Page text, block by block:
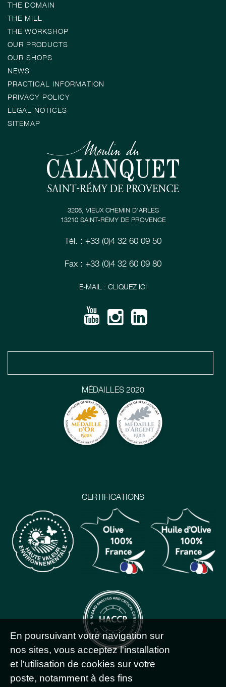
THE DOMAIN
THE MILL
THE WORKSHOP
OUR PRODUCTS
OUR SHOPS
NEWS
PRACTICAL INFORMATION
PRIVACY POLICY
LEGAL NOTICES
SITEMAP
CERTIFICATIONS
MÉDAILLES 2020
3206, VIEUX CHEMIN D’ARLES
13210 SAINT-RÉMY DE PROVENCE
Tél. : +33 (0)4 32 60 09 50
Fax : +33 (0)4 32 60 09 80
E-MAIL : CLIQUEZ ICI
En poursuivant votre navigation sur
nos sites, vous acceptez l'installation
et l'utilisation de cookies sur votre
poste, notamment à des fins